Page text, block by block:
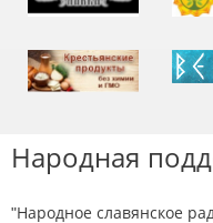
Народная
"Народное славянское